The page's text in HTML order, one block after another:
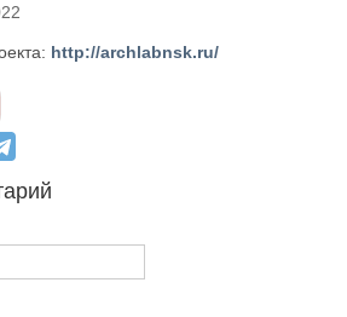
http://archlabnsk.ru/